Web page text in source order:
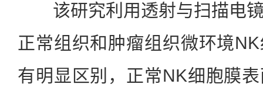
该研究利用透射与扫描电镜
正常组织和肿瘤组织微环境
有明显区别，正常NK细胞膜